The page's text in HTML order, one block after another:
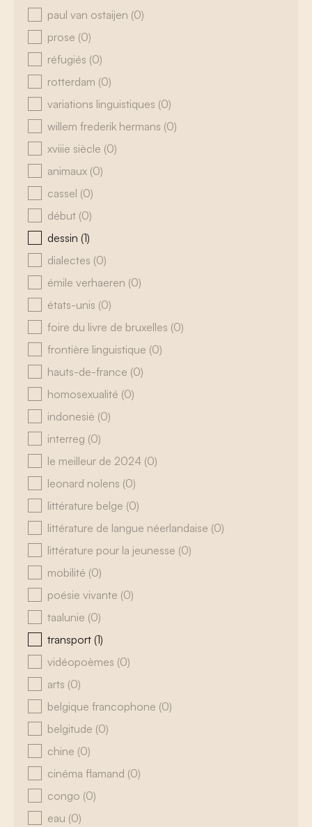
paul van ostaijen (0)
prose (0)
réfugiés (0)
rotterdam (0)
variations linguistiques (0)
willem frederik hermans (0)
xviiie siècle (0)
animaux (0)
cassel (0)
début (0)
dessin (1)
dialectes (0)
émile verhaeren (0)
états-unis (0)
foire du livre de bruxelles (0)
frontière linguistique (0)
hauts-de-france (0)
homosexualité (0)
indonesië (0)
interreg (0)
le meilleur de 2024 (0)
leonard nolens (0)
littérature belge (0)
littérature de langue néerlandaise (0)
littérature pour la jeunesse (0)
mobilité (0)
poésie vivante (0)
taalunie (0)
transport (1)
vidéopoèmes (0)
arts (0)
belgique francophone (0)
belgitude (0)
chine (0)
cinéma flamand (0)
congo (0)
eau (0)